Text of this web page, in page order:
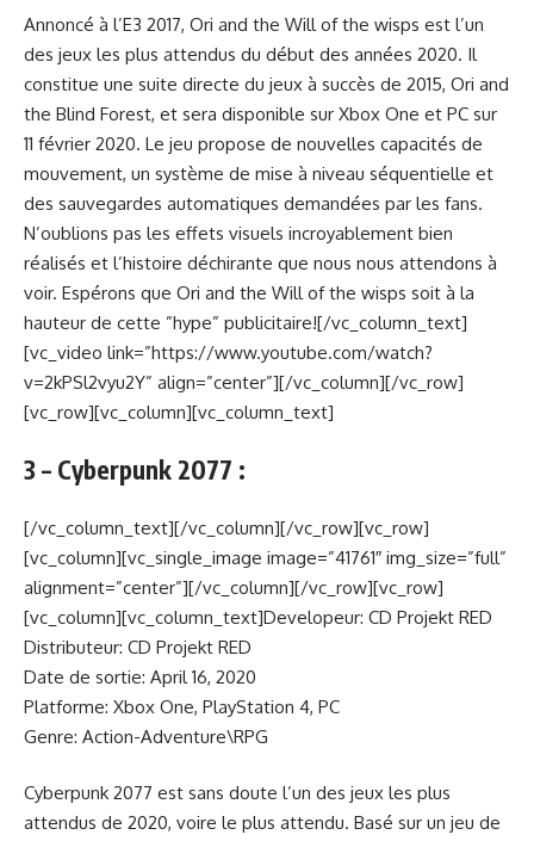
Annoncé à l’E3 2017, Ori and the Will of the wisps est l’un
des jeux les plus attendus du début des années 2020. Il
constitue une suite directe du jeux à succès de 2015, Ori and
the Blind Forest, et sera disponible sur Xbox One et PC sur
11 février 2020. Le jeu propose de nouvelles capacités de
mouvement, un système de mise à niveau séquentielle et
des sauvegardes automatiques demandées par les fans.
N’oublions pas les effets visuels incroyablement bien
réalisés et l’histoire déchirante que nous nous attendons à
voir. Espérons que Ori and the Will of the wisps soit à la
hauteur de cette ”hype” publicitaire![/vc_column_text]
[vc_video link=”https://www.youtube.com/watch?
v=2kPSl2vyu2Y” align=”center”][/vc_column][/vc_row]
[vc_row][vc_column][vc_column_text]
3 – Cyberpunk 2077 :
[/vc_column_text][/vc_column][/vc_row][vc_row]
[vc_column][vc_single_image image=”41761″ img_size=”full”
alignment=”center”][/vc_column][/vc_row][vc_row]
[vc_column][vc_column_text]Developeur: CD Projekt RED
Distributeur: CD Projekt RED
Date de sortie: April 16, 2020
Platforme: Xbox One, PlayStation 4, PC
Genre: Action-Adventure\RPG
Cyberpunk 2077 est sans doute l’un des jeux les plus
attendus de 2020, voire le plus attendu. Basé sur un jeu de